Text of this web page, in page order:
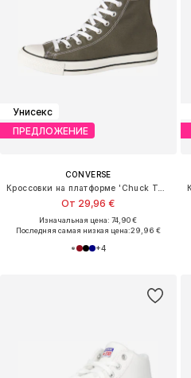
Унисекс
ПРЕДЛОЖЕНИЕ
CONVERSE
От 29,96 €
Изначальная цена: 74,90 €
Последняя самая низкая цена:29,96 €
+4